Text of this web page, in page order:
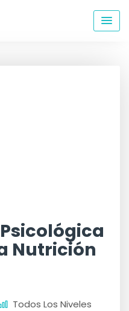
Nutrición
Todos Los Niveles